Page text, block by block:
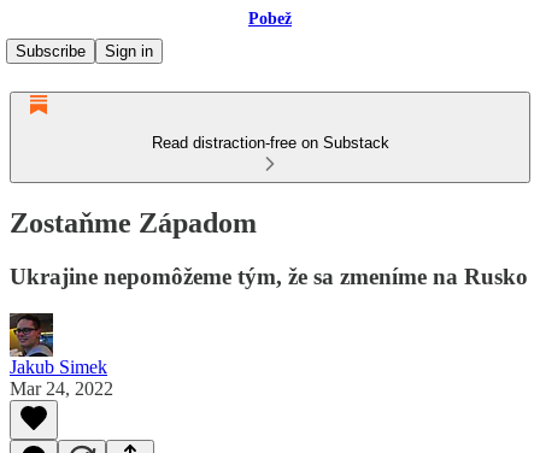
Pobež
Subscribe
Sign in
Read distraction-free on Substack
Zostaňme Západom
Ukrajine nepomôžeme tým, že sa zmeníme na Rusko
Jakub Simek
Mar 24, 2022